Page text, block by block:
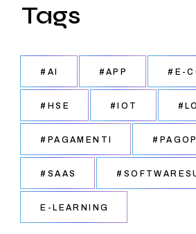
Tags
#AI #APP #E-
#HSE #IOT
#PAGAMENTI
#SAAS
E-LEARNING